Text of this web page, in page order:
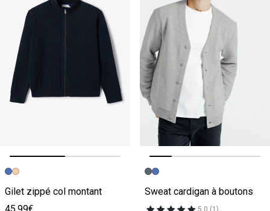
Image précédente
Image suivante
Gilet zippé col montant
Image précédente
Image suivante
Sweat cardigan à boutons